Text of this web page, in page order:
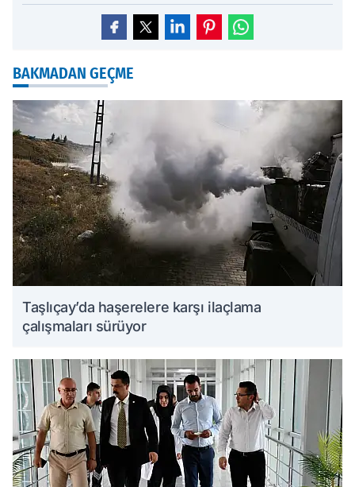
BAKMADAN GEÇME
Taşlıçay’da haşerelere karşı ilaçlama
çalışmaları sürüyor